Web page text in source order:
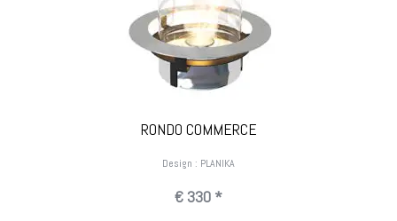
RONDO COMMERCE
Design : PLANIKA
€ 330 *